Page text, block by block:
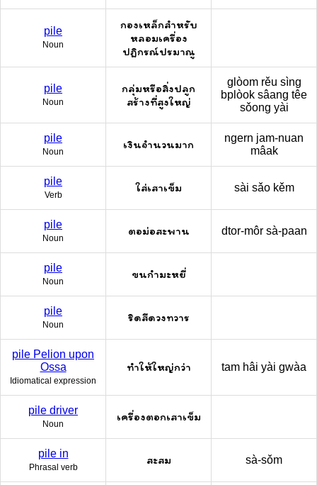
pile
Noun
กองเหล็กสำหรับ
หลอมเครื่อง
ปฏิกรณ์ปรมาณู
pile
Noun
กลุ่มหรือสิ่งปลูก
สร้างที่สูงใหญ่
glòom rěu sìng
bplòok sâang têe
sǒong yài
pile
Noun
เงินจำนวนมาก
ngern jam-nuan
mâak
pile
Verb
ใส่เสาเข็ม sài sǎo kěm
pile
Noun
ตอม่อสะพาน dtor-môr sà-paan
pile
Noun
ขนกำมะหยี่
pile
Noun
ริดสีดวงทวาร
pile Pelion upon
Ossa
Idiomatical expression
ทำให้ใหญ่กว่า tam hâi yài gwàa
pile driver
Noun
เครื่องตอกเสาเข็ม
pile in
Phrasal verb
สะสม sà-sǒm